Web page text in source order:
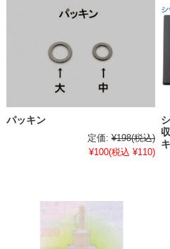
パッキン
定価: ¥198(税込)
¥100(税込 ¥110)